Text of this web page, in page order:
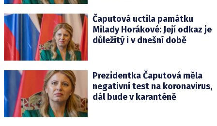
Čaputová uctila památku
Milady Horákové: Její odkaz je
důležitý i v dnešní době
Prezidentka Čaputová měla
negativní test na koronavirus,
dál bude v karanténě